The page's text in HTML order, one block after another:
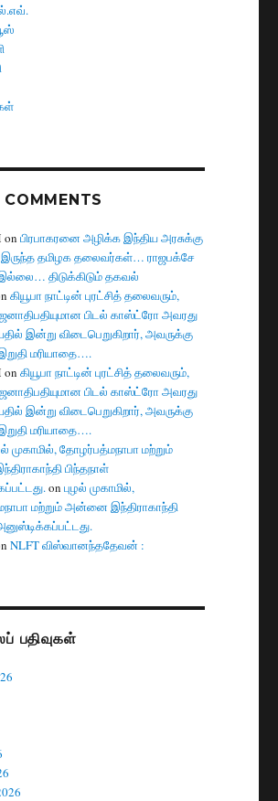
COMMENTS
onபிரபாகரனை அழிக்க இந்திய அரசுக்கு
தமிழக தலைவர்கள்… ராஜபக்சே
திடுக்கிடும் தகவல்
கியூபா நாட்டின் புரட்சித் தலைவரும்,
பிடல் காஸ்ட்ரோ அவரது
இன்று விடைபெறுகிறார், அவருக்கு
மரியாதை….
onகியூபா நாட்டின் புரட்சித் தலைவரும்,
பிடல் காஸ்ட்ரோ அவரது
இன்று விடைபெறுகிறார், அவருக்கு
மரியாதை….
முகாமில், தோழர்பத்மநாபா மற்றும்
பிந்தநாள்
onபுழல் முகாமில்,
மற்றும் அன்னை இந்திராகாந்தி
NLFT விஸ்வானந்ததேவன் :
பதிவுகள்